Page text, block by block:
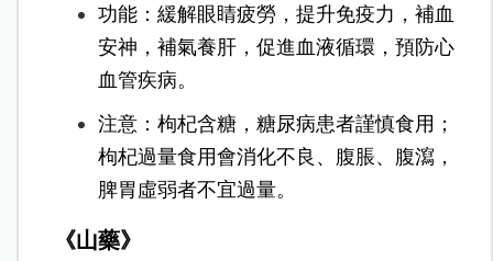
功能：緩解眼睛疲勞，提升免疫力，補血
安神，補氣養肝，促進血液循環，預防心
血管疾病。
注意：枸杞含糖，糖尿病患者謹慎食用；
枸杞過量食用會消化不良、腹脹、腹瀉，
脾胃虛弱者不宜過量。
《山藥》